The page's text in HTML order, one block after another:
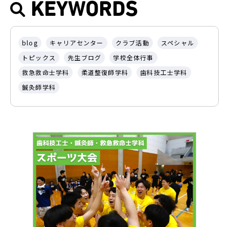
KEYWORDS
blog キャリアセンター クラブ活動
スペシャル
トピックス
先生ブログ
学校全体行事
救急救命士学科
柔道整復師学科
歯科技工士学科
鍼灸師学科